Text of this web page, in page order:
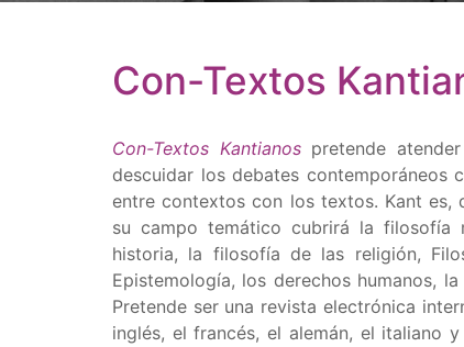
Con-Textos
Con-Textos Kantianospretende
descuidar los debates contemporáneos
entre contextos con los textos. Kant es,
su campo temático cubrirá la
historia, la filosofía de las religión,
Epistemología, los derechos humanos,
Pretende ser una revista electrónica
inglés, el francés, el alemán, el italiano